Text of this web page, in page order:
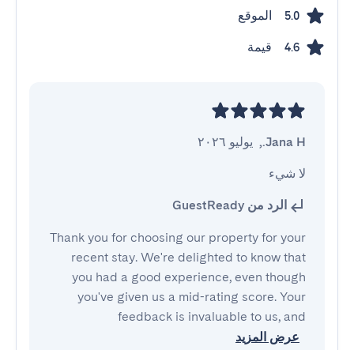
5.0 الموقع
4.6 قيمة
Jana H.
, يوليو ٢٠٢٦
لا شيء
الرد من GuestReady
Thank you for choosing our property for your
recent stay. We're delighted to know that
you had a good experience, even though
you've given us a mid-rating score. Your
feedback is invaluable to us, and
عرض المزيد